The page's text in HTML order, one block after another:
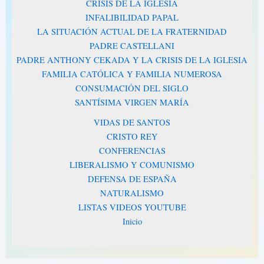
CRISIS DE LA IGLESIA
INFALIBILIDAD PAPAL
LA SITUACIÓN ACTUAL DE LA FRATERNIDAD
PADRE CASTELLANI
PADRE ANTHONY CEKADA Y LA CRISIS DE LA IGLESIA
FAMILIA CATÓLICA Y FAMILIA NUMEROSA
CONSUMACIÓN DEL SIGLO
SANTÍSIMA VIRGEN MARÍA
VIDAS DE SANTOS
CRISTO REY
CONFERENCIAS
LIBERALISMO Y COMUNISMO
DEFENSA DE ESPAÑA
NATURALISMO
LISTAS VIDEOS YOUTUBE
Inicio